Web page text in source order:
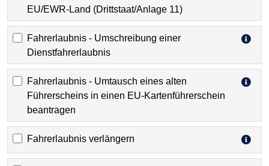
EU/EWR-Land (Drittstaat/Anlage 11)
Fahrerlaubnis - Umschreibung einer
Dienstfahrerlaubnis
Fahrerlaubnis - Umtausch eines alten
Führerscheins in einen EU-Kartenführerschein
beantragen
Fahrerlaubnis verlängern